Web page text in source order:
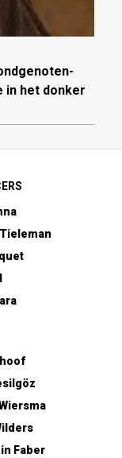
in het donker
Faber